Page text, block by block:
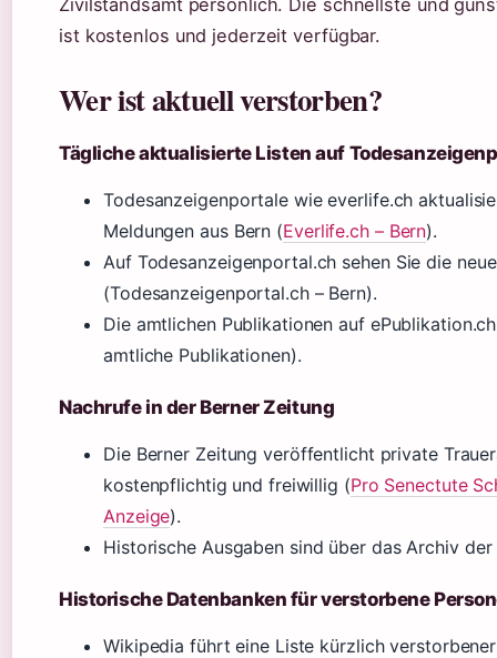
Zivilstandsamt persönlich. Die schnellste und
ist kostenlos und jederzeit verfügbar.
Wer ist aktuell verstorben?
Tägliche aktualisierte Listen auf
Todesanzeigenportale wie everlife.ch
Meldungen aus Bern (Everlife.ch – Bern).
Auf Todesanzeigenportal.ch sehen Sie die
(Todesanzeigenportal.ch – Bern).
Die amtlichen Publikationen auf
amtliche Publikationen).
Nachrufe in der Berner Zeitung
Die Berner Zeitung veröffentlicht private
kostenpflichtig und freiwillig (Pro Senectute
Anzeige).
Historische Ausgaben sind über das Archiv
Historische Datenbanken für verstorbene
Wikipedia führt eine Liste kürzlich